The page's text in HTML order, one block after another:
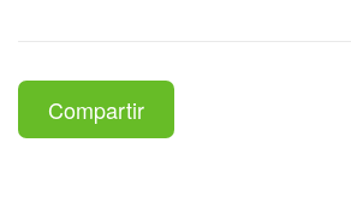
Compartir